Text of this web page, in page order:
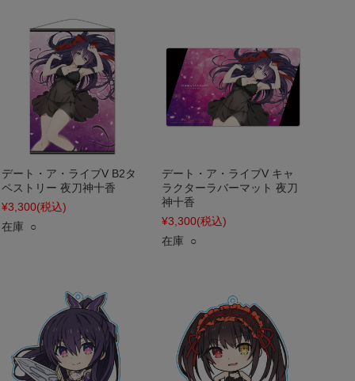
デート・ア・ライブV B2タ
ペストリー 夜刀神十香
¥3,300(税込)
在庫 ○
デート・ア・ライブV キャ
ラクターラバーマット 夜刀
神十香
¥3,300(税込)
在庫 ○